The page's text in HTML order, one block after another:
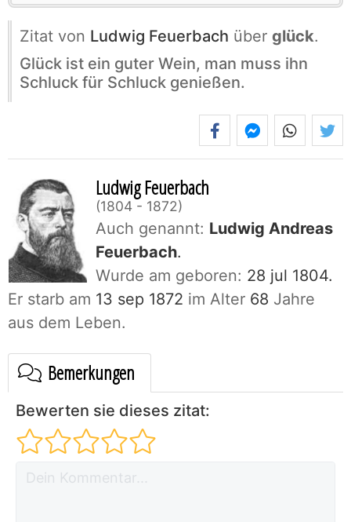
Zitat von Ludwig Feuerbach über glück.
Glück ist ein guter Wein, man muss ihn
Schluck für Schluck genießen.
Ludwig Feuerbach
1804 - 1872
Auch genannt: Ludwig Andreas
Feuerbach.
Wurde am geboren: 28 jul 1804.
Er starb am 13 sep 1872 im Alter 68 Jahre
aus dem Leben.
Bemerkungen
Bewerten sie dieses zitat: